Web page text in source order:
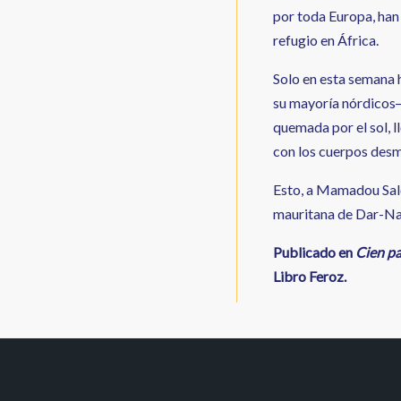
por toda Europa,
refugio en África.
Solo en esta
su mayoría
quemada por el sol,
con los cuerpos
Esto, a Mamadou
mauritana de Dar-
Publicado en Cien
Libro Feroz.